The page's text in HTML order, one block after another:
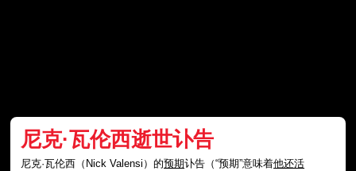
尼克·瓦伦西逝世讣告
尼克·瓦伦西（Nick Valensi）的预期讣告（“预期”意味着他还活